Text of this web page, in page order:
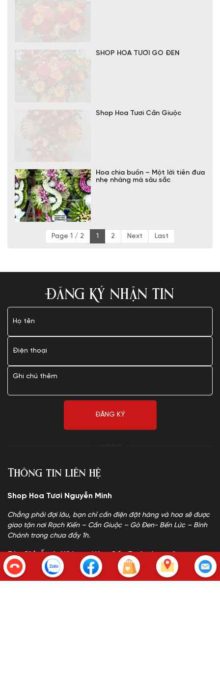
SHOP HOA TƯƠI GÒ ĐEN
Shop Hoa Tươi Cần Giuộc
Hoa chia buồn – Một lời tiễn đưa
nhẹ nhàng mà sâu sắc
Page 1 / 2 1 2 Next Last
ĐĂNG KÝ NHẬN TIN
Thông tin liên hệ
Shop Hoa Tươi Nguyễn Minh
Chẳng phải đợi lâu, bạn chỉ cần điện đặt hàng và hoa sẽ được
giao tận nơi Rạch Kiến – Cần Giuộc – Gò Đen- Bến Lức – Bình
Chánh trong chưa đầy 1h.
Địa Chỉ:Ấp 4, Xã Long Hòa, Cần Đước, Long An
Địa Chỉ Mới:Ấp 4, Xã Rạch Kiến, Tây Ninh